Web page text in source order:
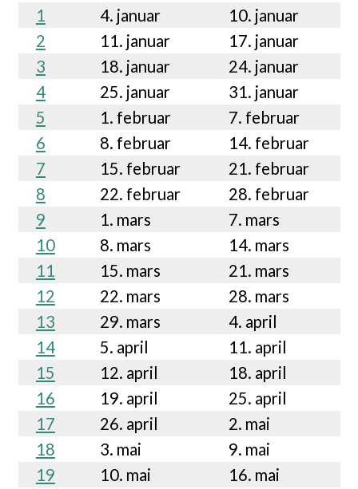
1
4. januar
10. januar
2
11. januar
17. januar
3
18. januar
24. januar
4
25. januar
31. januar
5
1. februar
7. februar
6
8. februar
14. februar
7
15. februar
21. februar
8
22. februar
28. februar
9
1. mars
7. mars
10
8. mars
14. mars
11
15. mars
21. mars
12
22. mars
28. mars
13
29. mars
4. april
14
5. april
11. april
15
12. april
18. april
16
19. april
25. april
17
26. april
2. mai
18
3. mai
9. mai
19
10. mai
16. mai